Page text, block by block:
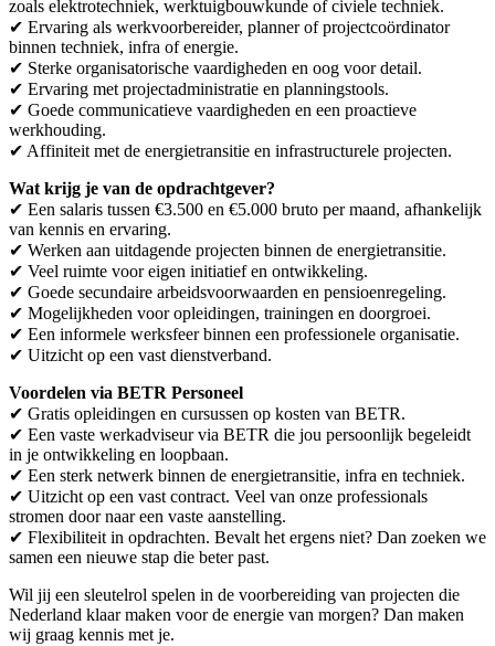
zoals elektrotechniek, werktuigbouwkunde of civiele techniek.
✔ Ervaring als werkvoorbereider, planner of projectcoördinator
binnen techniek, infra of energie.
✔ Sterke organisatorische vaardigheden en oog voor detail.
✔ Ervaring met projectadministratie en planningstools.
✔ Goede communicatieve vaardigheden en een proactieve
werkhouding.
✔ Affiniteit met de energietransitie en infrastructurele projecten.
Wat krijg je van de opdrachtgever?
✔ Een salaris tussen €3.500 en €5.000 bruto per maand, afhankelijk
van kennis en ervaring.
✔ Werken aan uitdagende projecten binnen de energietransitie.
✔ Veel ruimte voor eigen initiatief en ontwikkeling.
✔ Goede secundaire arbeidsvoorwaarden en pensioenregeling.
✔ Mogelijkheden voor opleidingen, trainingen en doorgroei.
✔ Een informele werksfeer binnen een professionele organisatie.
✔ Uitzicht op een vast dienstverband.
Voordelen via BETR Personeel
✔ Gratis opleidingen en cursussen op kosten van BETR.
✔ Een vaste werkadviseur via BETR die jou persoonlijk begeleidt
in je ontwikkeling en loopbaan.
✔ Een sterk netwerk binnen de energietransitie, infra en techniek.
✔ Uitzicht op een vast contract. Veel van onze professionals
stromen door naar een vaste aanstelling.
✔ Flexibiliteit in opdrachten. Bevalt het ergens niet? Dan zoeken we
samen een nieuwe stap die beter past.
Wil jij een sleutelrol spelen in de voorbereiding van projecten die
Nederland klaar maken voor de energie van morgen? Dan maken
wij graag kennis met je.